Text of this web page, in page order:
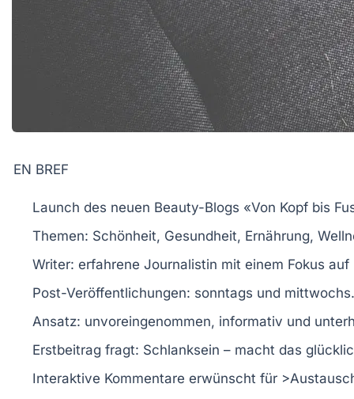
EN BREF
Launch des neuen Beauty-Blogs «Von Kopf bis
Themen: Schönheit, Gesundheit, Ernährung,
Writer: erfahrene Journalistin mit einem Fokus
Post-Veröffentlichungen: sonntags und mittwochs.
Ansatz: unvoreingenommen, informativ und
Erstbeitrag fragt: Schlanksein – macht das
Interaktive Kommentare erwünscht für